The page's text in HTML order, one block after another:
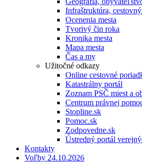
Infraštruktúra,
Ocenenia mesta
Tvorivý čin roka
Kronika mesta
Mapa mesta
Čas a my
Užitočné odkazy
Online cestovné
Katastrálny portál
Zoznam PSČ miest a
Centrum právnej
Stopline.sk
Pomoc.sk
Zodpovedne.sk
Ústredný portál
Kontakty
Voľby 24.10.2026